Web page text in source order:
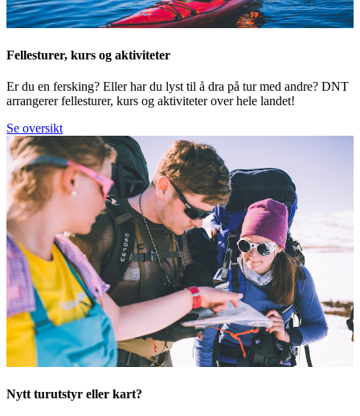
Fellesturer, kurs og aktiviteter
Er du en fersking? Eller har du lyst til å dra på tur med andre? DNT
arrangerer fellesturer, kurs og aktiviteter over hele landet!
Se oversikt
Nytt turutstyr eller kart?